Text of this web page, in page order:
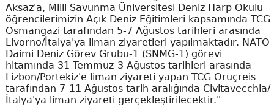
Aksaz'a, Milli Savunma Üniversitesi Deniz Harp Okulu
öğrencilerimizin Açık Deniz Eğitimleri kapsamında TCG
Osmangazi tarafından 5-7 Ağustos tarihleri arasında
Livorno/İtalya'ya liman ziyaretleri yapılmaktadır. NATO
Daimi Deniz Görev Grubu-1 (SNMG-1) görevi
hitamında 31 Temmuz-3 Ağustos tarihleri arasında
Lizbon/Portekiz'e liman ziyareti yapan TCG Oruçreis
tarafından 7-11 Ağustos tarih aralığında Civitavecchia/
İtalya'ya liman ziyareti gerçekleştirilecektir."